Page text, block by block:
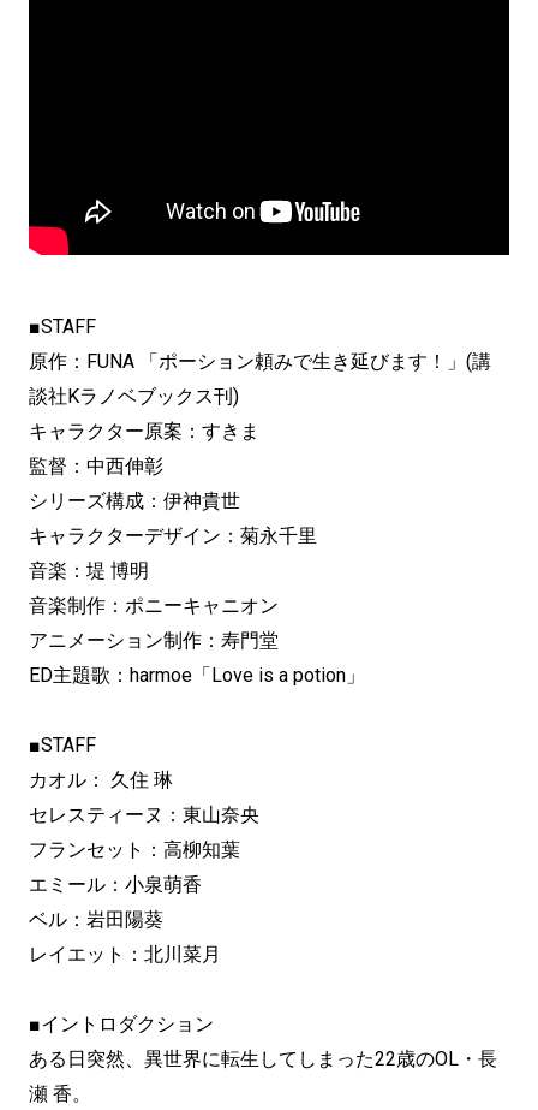
■STAFF
原作：FUNA 「ポーション頼みで生き延びます！」(講
談社Kラノベブックス刊)
キャラクター原案：すきま
監督：中西伸彰
シリーズ構成：伊神貴世
キャラクターデザイン：菊永千里
音楽：堤 博明
音楽制作：ポニーキャニオン
アニメーション制作：寿門堂
ED主題歌：harmoe「Love is a potion」
■STAFF
カオル： 久住 琳
セレスティーヌ：東山奈央
フランセット：高柳知葉
エミール：小泉萌香
ベル：岩田陽葵
レイエット：北川菜月
■イントロダクション
ある日突然、異世界に転生してしまった22歳のOL・長
瀬 香。